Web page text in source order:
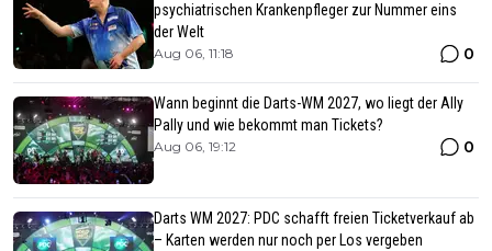
psychiatrischen Krankenpfleger zur Nummer eins
der Welt
Aug 06, 11:18 0
Wann beginnt die Darts-WM 2027, wo liegt der Ally
Pally und wie bekommt man Tickets?
Aug 06, 19:12 0
Darts WM 2027: PDC schafft freien Ticketverkauf ab
– Karten werden nur noch per Los vergeben